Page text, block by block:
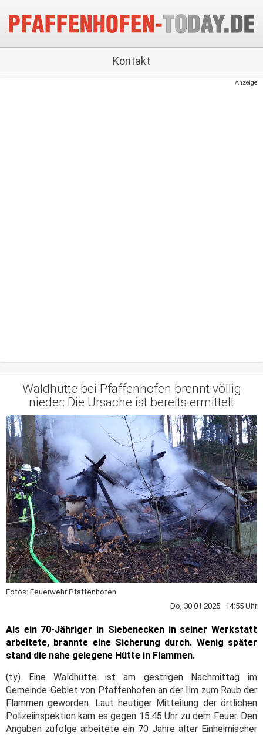
Kontakt
Anzeige
Waldhütte bei Pfaffenhofen brennt völlig
nieder: Die Ursache ist bereits ermittelt
Fotos: Feuerwehr Pfaffenhofen
Do, 30.01.2025 14:55 Uhr
Als ein 70-Jähriger in Siebenecken in seiner Werkstatt
arbeitete, brannte eine Sicherung durch. Wenig später
stand die nahe gelegene Hütte in Flammen.
(ty) Eine Waldhütte ist am gestrigen Nachmittag im
Gemeinde-Gebiet von Pfaffenhofen an der Ilm zum Raub der
Flammen geworden. Laut heutiger Mitteilung der örtlichen
Polizeiinspektion kam es gegen 15.45 Uhr zu dem Feuer. Den
Angaben zufolge arbeitete ein 70 Jahre alter Einheimischer